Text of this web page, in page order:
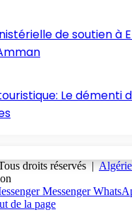
de soutien à
Le démenti
droits réservés |
Messenger
de la page